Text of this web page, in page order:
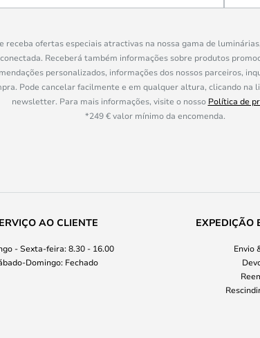
receba ofertas especiais atractivas na nossa gama de
Receberá também informações sobre produtos
personalizados, informações dos nossos parceiros,
Pode cancelar facilmente e em qualquer altura, clicando na
newsletter. Para mais informações, visite o nosso Política de
*249 € valor mínimo da encomenda.
AO CLIENTE
- Sexta-feira: 8.30 - 16.00
Domingo: Fechado
EXPEDIÇÃO
Envio